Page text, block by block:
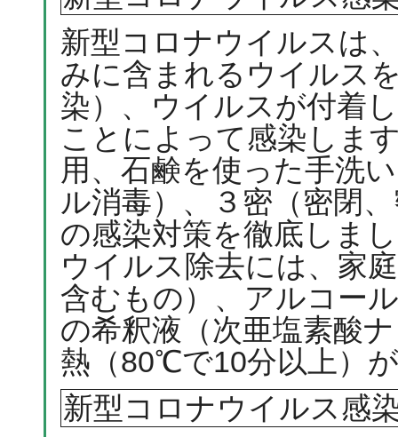
新型コロナウイルスは
みに含まれるウイルス
染）、ウイルスが付着
ことによって感染しま
用、石鹸を使った手洗
ル消毒）、３密（密閉
の感染対策を徹底しま
ウイルス除去には、家
含むもの）、アルコー
の希釈液（次亜塩素酸
熱（80℃で10分以上）
新型コロナウイルス感